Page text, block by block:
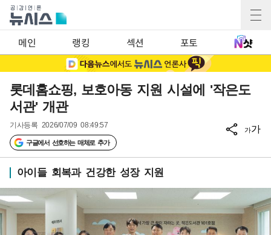
메인 랭킹 섹션 포토
롯데홈쇼핑, 보호아동 지원 시설에 '작은도
서관' 개관
기사등록 2026/07/09 08:49:57
구글에서 선호하는 매체로 추가
가가
아이들 회복과 건강한 성장 지원